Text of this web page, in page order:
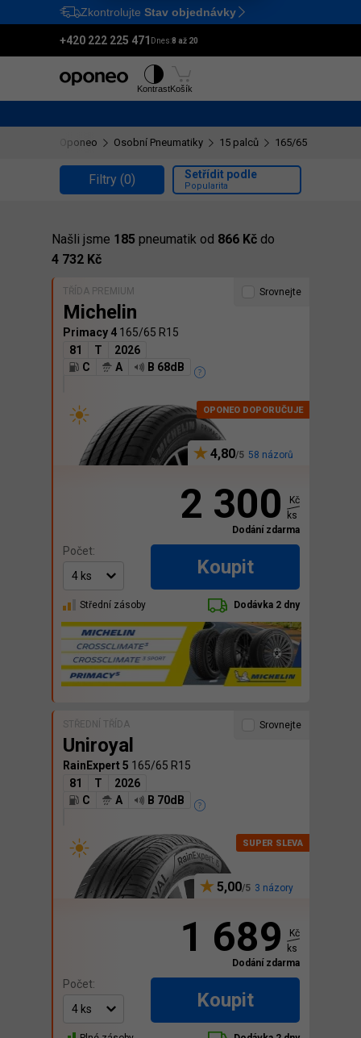
Ctrl M
Zkontrolujte Stav objednávky
+420 222 225 471 Dnes:8 až 20
KontrastKošík
Oponeo Osobní Pneumatiky 15 palců 165/65 R15
Filtry (0)
Našli jsme 185 pneumatik od 866 Kč do
4 732 Kč
Setřídit podle
Popularita
TŘÍDA PREMIUM
Michelin
Primacy 4 165/65 R15
81
T
2026
C
A B 68dB
4,80 58 názorů
Srovnejte
2 300
Kč
ks
Dodání zdarma
Počet:
Koupit
Střední zásoby Dodávka 2 dny
STŘEDNÍ TŘÍDA
Uniroyal
RainExpert 5 165/65 R15
81
T
2026
C
A B 70dB
5,00 3 názory
Srovnejte
1 689
Kč
ks
Dodání zdarma
Počet:
Koupit